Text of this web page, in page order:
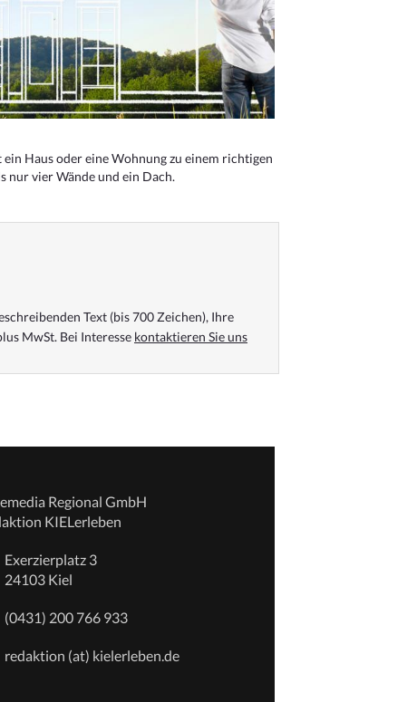
Haus oder eine Wohnung zu einem richtigen
nur vier Wände und ein Dach.
Text (bis 700 Zeichen), Ihre
MwSt. Bei Interesse kontaktieren Sie uns
Regional GmbH
KIELerleben
Exerzierplatz 3
24103 Kiel
(0431) 200 766 933
redaktion (at) kielerleben.de